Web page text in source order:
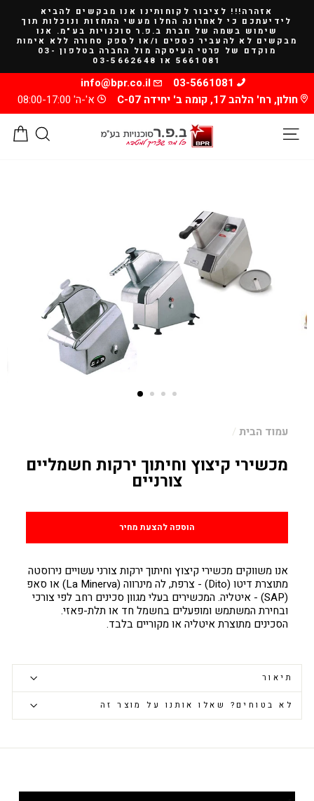
קריאה
אזהרה!!! לציבור לקוחותינו אנו מבקשים להביא
לידיעתכם כי לאחרונה החלו מעשי התחזות ונוכלות תוך
שימוש בשמה של חברת ב.פ.ר סוכנויות בע"מ. אנו
מבקשים לא להעביר כספים ו/או לספק סחורה ללא אימות
מוקדם של פרטי העיסקה מול החברה בטלפון 03-
5661081 או 03-5662648
03-5661081
info@bpr.co.il
חולון, רח' הלהב 17, קומה ב' יחידה C-07
א'-ה' 08:00-17:00
עמוד הבית /
מכשירי קיצוץ וחיתוך ירקות חשמליים
צורניים
הוספה להצעת מחיר
אנו משווקים מכשירי קיצוץ וחיתוך ירקות צורני עשויים נירוסטה
מתוצרת דיטו (Dito) - צרפת, לה מינרווה (La Minerva) או סאפ
(SAP) - איטליה. המכשירים בעלי מגוון סכינים רחב לפי צורכי
ובחירת המשתמש ומופעלים בחשמל חד או תלת-פאזי.
הסכינים מתוצרת איטליה או מקוריים בלבד.
תיאור
לא בטוחים? שאלו אותנו על מוצר זה